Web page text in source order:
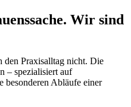
Wir sind
den Praxisalltag nicht. Die
– spezialisiert auf
besonderen Abläufe einer